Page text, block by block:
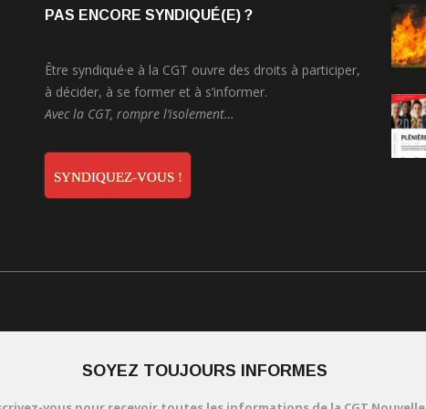
PAS ENCORE SYNDIQUÉ(E) ?
Être syndiqué·e à la CGT ouvre des droits à participer,
à décider, à se former et à s’informer.
Avec la CGT, rompre l’isolement…
SYNDIQUEZ-VOUS !
SOYEZ TOUJOURS INFORMES